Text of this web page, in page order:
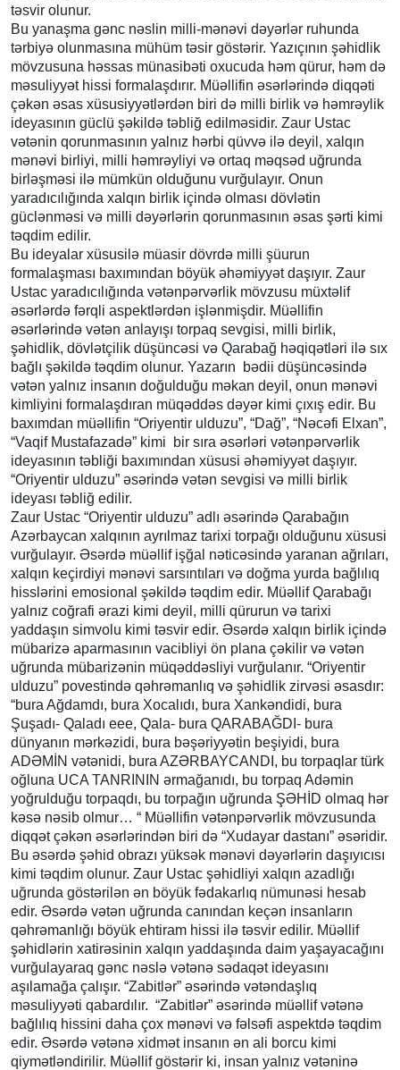
təsvir olunur.
Bu yanaşma gənc nəslin milli-mənəvi dəyərlər ruhunda
tərbiyə olunmasına mühüm təsir göstərir. Yazıçının şəhidlik
mövzusuna həssas münasibəti oxucuda həm qürur, həm də
məsuliyyət hissi formalaşdırır. Müəllifin əsərlərində diqqəti
çəkən əsas xüsusiyyətlərdən biri də milli birlik və həmrəylik
ideyasının güclü şəkildə təbliğ edilməsidir. Zaur Ustac
vətənin qorunmasının yalnız hərbi qüvvə ilə deyil, xalqın
mənəvi birliyi, milli həmrəyliyi və ortaq məqsəd uğrunda
birləşməsi ilə mümkün olduğunu vurğulayır. Onun
yaradıcılığında xalqın birlik içində olması dövlətin
güclənməsi və milli dəyərlərin qorunmasının əsas şərti kimi
təqdim edilir.
Bu ideyalar xüsusilə müasir dövrdə milli şüurun
formalaşması baxımından böyük əhəmiyyət daşıyır. Zaur
Ustac yaradıcılığında vətənpərvərlik mövzusu müxtəlif
əsərlərdə fərqli aspektlərdən işlənmişdir. Müəllifin
əsərlərində vətən anlayışı torpaq sevgisi, milli birlik,
şəhidlik, dövlətçilik düşüncəsi və Qarabağ həqiqətləri ilə sıx
bağlı şəkildə təqdim olunur. Yazarın bədii düşüncəsində
vətən yalnız insanın doğulduğu məkan deyil, onun mənəvi
kimliyini formalaşdıran müqəddəs dəyər kimi çıxış edir. Bu
baxımdan müəllifin “Oriyentir ulduzu”, “Dağ”, “Nəcəfi Elxan”,
“Vaqif Mustafazadə” kimi bir sıra əsərləri vətənpərvərlik
ideyasının təbliği baxımından xüsusi əhəmiyyət daşıyır.
“Oriyentir ulduzu” əsərində vətən sevgisi və milli birlik
ideyası təbliğ edilir.
Zaur Ustac “Oriyentir ulduzu” adlı əsərində Qarabağın
Azərbaycan xalqının ayrılmaz tarixi torpağı olduğunu xüsusi
vurğulayır. Əsərdə müəllif işğal nəticəsində yaranan ağrıları,
xalqın keçirdiyi mənəvi sarsıntıları və doğma yurda bağlılıq
hisslərini emosional şəkildə təqdim edir. Müəllif Qarabağı
yalnız coğrafi ərazi kimi deyil, milli qürurun və tarixi
yaddaşın simvolu kimi təsvir edir. Əsərdə xalqın birlik içində
mübarizə aparmasının vacibliyi ön plana çəkilir və vətən
uğrunda mübarizənin müqəddəsliyi vurğulanır. “Oriyentir
ulduzu” povestində qəhrəmanlıq və şəhidlik zirvəsi əsasdır:
“bura Ağdamdı, bura Xocalıdı, bura Xankəndidi, bura
Şuşadı- Qaladı eee, Qala- bura QARABAĞDI- bura
dünyanın mərkəzidi, bura bəşəriyyətin beşiyidi, bura
ADƏMİN vətənidi, bura AZƏRBAYCANDI, bu torpaqlar türk
oğluna UCA TANRININ ərmağanıdı, bu torpaq Adəmin
yoğrulduğu torpaqdı, bu torpağın uğrunda ŞƏHİD olmaq hər
kəsə nəsib olmur… “ Müəllifin vətənpərvərlik mövzusunda
diqqət çəkən əsərlərindən biri də “Xudayar dastanı” əsəridir.
Bu əsərdə şəhid obrazı yüksək mənəvi dəyərlərin daşıyıcısı
kimi təqdim olunur. Zaur Ustac şəhidliyi xalqın azadlığı
uğrunda göstərilən ən böyük fədakarlıq nümunəsi hesab
edir. Əsərdə vətən uğrunda canından keçən insanların
qəhrəmanlığı böyük ehtiram hissi ilə təsvir edilir. Müəllif
şəhidlərin xatirəsinin xalqın yaddaşında daim yaşayacağını
vurğulayaraq gənc nəslə vətənə sədaqət ideyasını
aşılamağa çalışır. “Zabitlər” əsərində vətəndaşlıq
məsuliyyəti qabardılır. “Zabitlər” əsərində müəllif vətənə
bağlılıq hissini daha çox mənəvi və fəlsəfi aspektdə təqdim
edir. Əsərdə vətənə xidmət insanın ən ali borcu kimi
qiymətləndirilir. Müəllif göstərir ki, insan yalnız vətəninə